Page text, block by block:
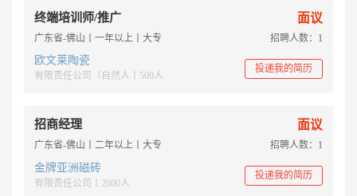
终端培训师/推广 面议
广东省-佛山丨一年以上丨大专 招聘人数：1
欧文莱陶瓷
有限责任公司（自然人丨500人
投递我的简历
招商经理 面议
广东省-佛山丨二年以上丨大专 招聘人数：1
金牌亚洲磁砖
有限责任公司丨2000人
投递我的简历